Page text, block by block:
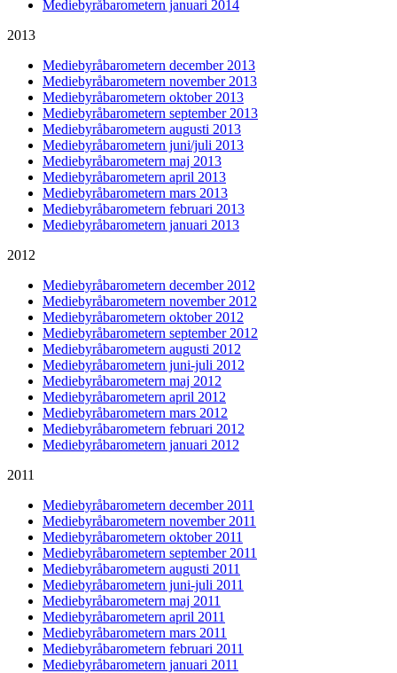
Mediebyråbarometern januari 2014
2013
Mediebyråbarometern december 2013
Mediebyråbarometern november 2013
Mediebyråbarometern oktober 2013
Mediebyråbarometern september 2013
Mediebyråbarometern augusti 2013
Mediebyråbarometern juni/juli 2013
Mediebyråbarometern maj 2013
Mediebyråbarometern april 2013
Mediebyråbarometern mars 2013
Mediebyråbarometern februari 2013
Mediebyråbarometern januari 2013
2012
Mediebyråbarometern december 2012
Mediebyråbarometern november 2012
Mediebyråbarometern oktober 2012
Mediebyråbarometern september 2012
Mediebyråbarometern augusti 2012
Mediebyråbarometern juni-juli 2012
Mediebyråbarometern maj 2012
Mediebyråbarometern april 2012
Mediebyråbarometern mars 2012
Mediebyråbarometern februari 2012
Mediebyråbarometern januari 2012
2011
Mediebyråbarometern december 2011
Mediebyråbarometern november 2011
Mediebyråbarometern oktober 2011
Mediebyråbarometern september 2011
Mediebyråbarometern augusti 2011
Mediebyråbarometern juni-juli 2011
Mediebyråbarometern maj 2011
Mediebyråbarometern april 2011
Mediebyråbarometern mars 2011
Mediebyråbarometern februari 2011
Mediebyråbarometern januari 2011